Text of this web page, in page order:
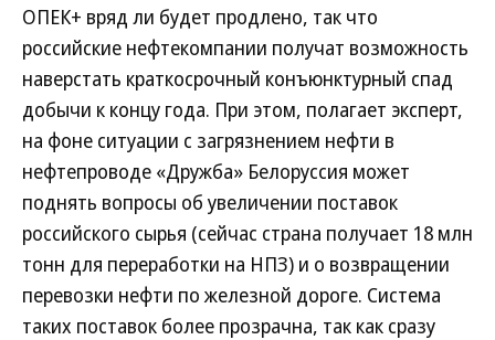
ОПЕК+ вряд ли будет продлено, так что
российские нефтекомпании получат возможность
наверстать краткосрочный конъюнктурный спад
добычи к концу года. При этом, полагает эксперт,
на фоне ситуации с загрязнением нефти в
нефтепроводе «Дружба» Белоруссия может
поднять вопросы об увеличении поставок
российского сырья (сейчас страна получает 18 млн
тонн для переработки на НПЗ) и о возвращении
перевозки нефти по железной дороге. Система
таких поставок более прозрачна, так как сразу